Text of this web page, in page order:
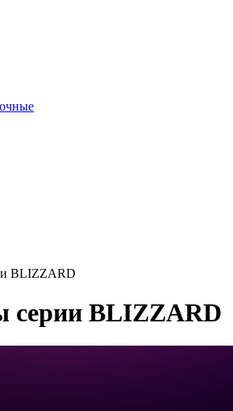
BLIZZARD
серии BLIZZARD